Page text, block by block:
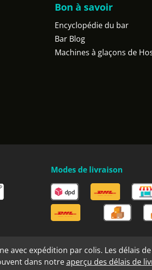
Bon à savoir
Encyclopédie du bar
Bar Blog
Machines à glaçons de
Modes de livraison
avec expédition par colis. Les délais
dans notreaperçu des délais de